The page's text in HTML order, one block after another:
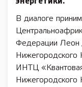
В диалоге
Федерации Леон
ИНТЦ